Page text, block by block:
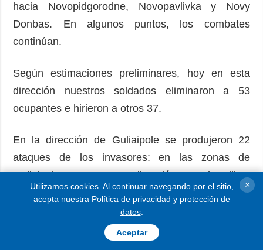
hacia Novopidgorodne, Novopavlivka y Novy
Donbas. En algunos puntos, los combates
continúan.
Según estimaciones preliminares, hoy en esta
dirección nuestros soldados eliminaron a 53
ocupantes e hirieron a otros 37.
En la dirección de Guliaipole se produjeron 22
ataques de los invasores: en las zonas de
Guliaipole, Myrne y en dirección a Dobropillya,
Zaliznychne, Pryluky, Varvarivka, Svyatopetrivka,
Zelenye. En algunos lugares, los combates
continúan. Los aviones enemigos atacaron los
Utilizamos cookies. Al continuar navegando por el sitio,
acepta nuestra Política de privacidad y protección de
datos.
Aceptar
×